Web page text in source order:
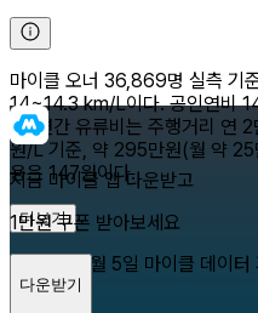
마이클 오너 36,869명 실측 기
14~14.3 km/L이다. 공인연비
다. 연간 유류비는 주행거리 연
원/L 기준, 약 295만원(월 약 25
용은 147원이다.
더보기
2026년 8월 5일 마이클 데이터
지금 마이클 앱 다운받고
1만원 쿠폰 받아보세요
다운받기